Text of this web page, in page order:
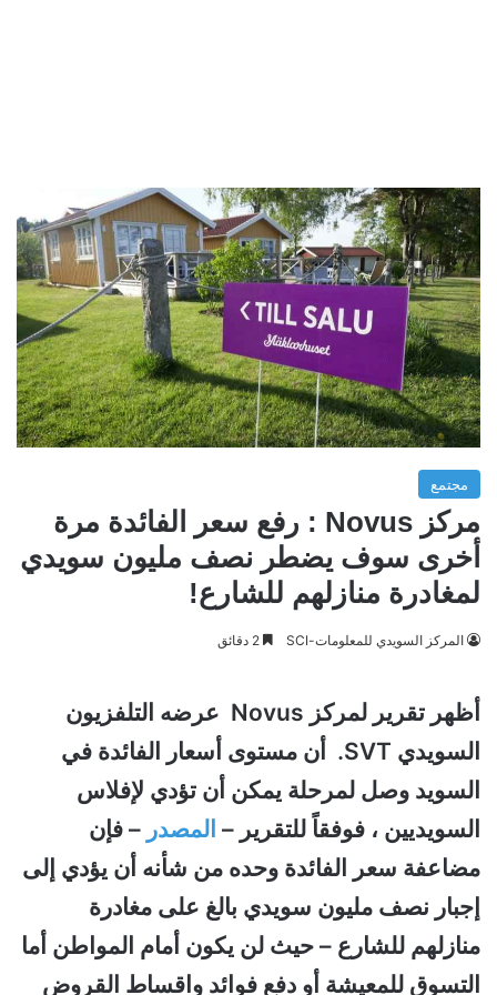
مجتمع
مركز Novus : رفع سعر الفائدة مرة
أخرى سوف يضطر نصف مليون سويدي
لمغادرة منازلهم للشارع!
المركز السويدي للمعلومات-SCI
أظهر تقرير لمركز Novus عرضه التلفزيون
السويدي SVT. أن مستوى أسعار الفائدة في
السويد وصل لمرحلة يمكن أن تؤدي لإفلاس
السويديين ، فوفقاً للتقرير – المصدر – فإن
مضاعفة سعر الفائدة وحده من شأنه أن يؤدي إلى
إجبار نصف مليون سويدي بالغ على مغادرة
منازلهم للشارع – حيث لن يكون أمام المواطن أما
التسوق للمعيشة أو دفع فوائد واقساط القروض